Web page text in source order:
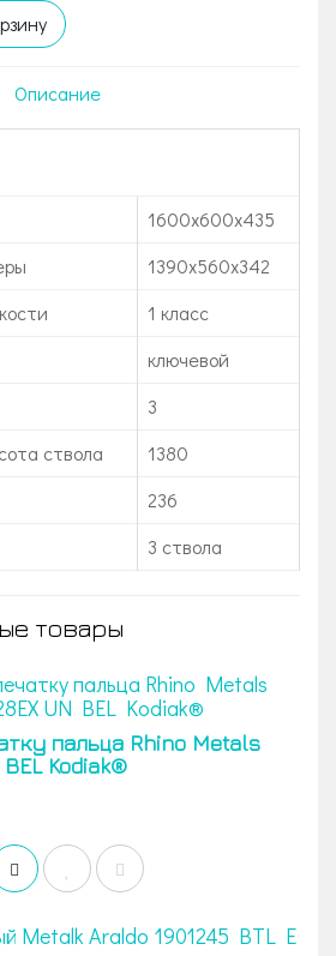
Описание
1600x600x435
1390х560х342
1 класс
ключевой
3
ствола
1380
236
3 ствола
товары
пальца Rhino Metals
Kodiak®